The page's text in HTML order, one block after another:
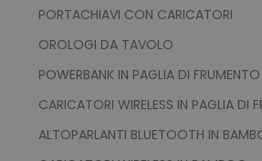
PORTACHIAVI CON CARICATORI
OROLOGI DA TAVOLO
POWERBANK IN PAGLIA DI FRUMENTO
CARICATORI WIRELESS IN PAGLIA DI
ALTOPARLANTI BLUETOOTH IN
Nome
utm_source
utm_campaign